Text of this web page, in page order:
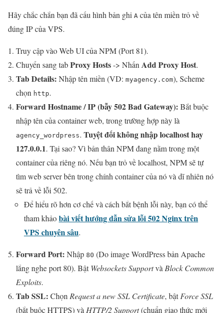
Hãy chắc chắn bạn đã cấu hình bản ghi A của tên miền trỏ về
đúng IP của VPS.
Truy cập vào Web UI của NPM (Port 81).
Chuyển sang tabProxy Hosts-> Nhấn Add Proxy Host.
Tab Details: Nhập tên miền (VD: myagency.com), Scheme
chọn http.
Forward Hostname / IP (bẫy 502 Bad Gateway): Bắt buộc
nhập tên của container web, trong trường hợp này là
agency_wordpress. Tuyệt đối không nhập localhost hay
127.0.0.1. Tại sao? Vì bản thân NPM đang nằm trong một
container của riêng nó. Nếu bạn trỏ về localhost, NPM sẽ tự
tìm web server bên trong chính container của nó và dĩ nhiên nó
sẽ trả về lỗi 502.
Để hiểu rõ hơn cơ chế và cách bắt bệnh lỗi này, bạn có thể
tham khảobài viết hướng dẫn sửa lỗi 502 Nginx trên
VPS chuyên sâu.
Forward Port: Nhập 80 (Do image WordPress bản Apache
lắng nghe port 80). BậtWebsockets Supportvà Block Common
Exploits.
Tab SSL: Chọn Request a new SSL Certificate, bậtForce SSL
(bắt buộc HTTPS) và HTTP/2 Support(chuẩn giao thức mới